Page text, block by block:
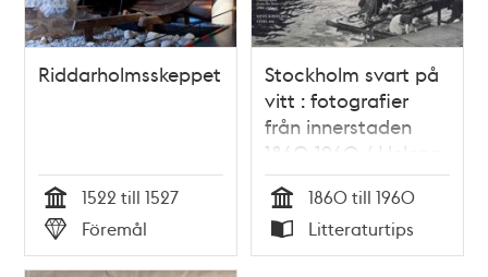
Riddarholmsskeppet
Tid
1522 till 1527
Typ
Föremål
Stockholm svart på
vitt : fotografier
från innerstaden
1860-1960 / Helena
Friman
Tid
1860 till 1960
Typ
Litteraturtips